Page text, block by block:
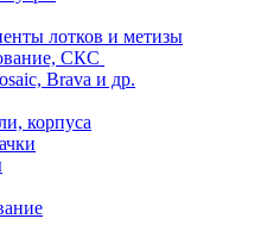
лотков и метизы
СКС
Brava и др.
корпуса